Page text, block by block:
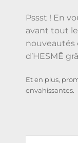
Pssst ! En
avant tout
nouveautés
d’HESMĒ
Et en plus,
envahissantes.